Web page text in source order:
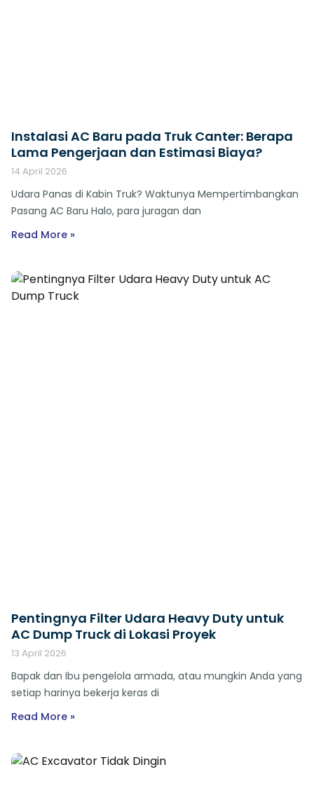
Instalasi AC Baru pada Truk Canter: Berapa
Lama Pengerjaan dan Estimasi Biaya?
14 April 2026
Udara Panas di Kabin Truk? Waktunya Mempertimbangkan
Pasang AC Baru Halo, para juragan dan
Read More »
Pentingnya Filter Udara Heavy Duty untuk
AC Dump Truck di Lokasi Proyek
13 April 2026
Bapak dan Ibu pengelola armada, atau mungkin Anda yang
setiap harinya bekerja keras di
Read More »